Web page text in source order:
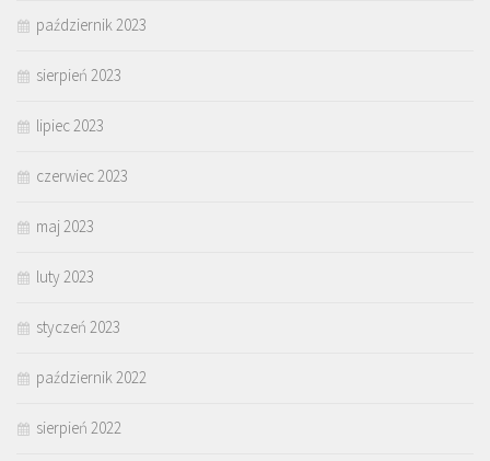
październik 2023
sierpień 2023
lipiec 2023
czerwiec 2023
maj 2023
luty 2023
styczeń 2023
październik 2022
sierpień 2022